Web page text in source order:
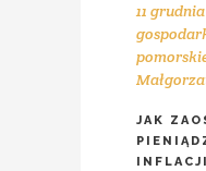
11
JAK